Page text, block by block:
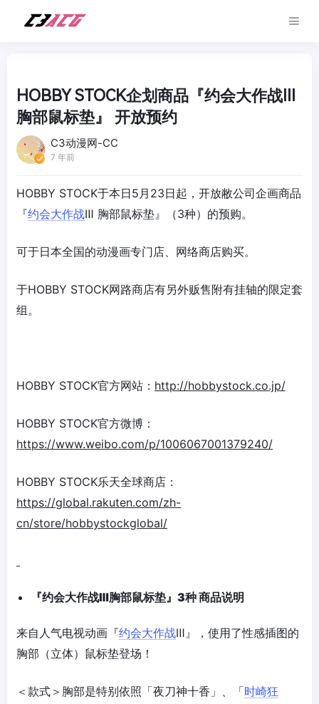
HOBBY STOCK企划商品『约会大作战Ⅲ
胸部鼠标垫』 开放预约
C3动漫网-CC
7 年前
HOBBY STOCK于本日5月23日起，开放敝公司企画商品
『约会大作战Ⅲ 胸部鼠标垫』（3种）的预购。
可于日本全国的动漫画专门店、网络商店购买。
于HOBBY STOCK网路商店有另外贩售附有挂轴的限定套
组。
HOBBY STOCK官方网站： http://hobbystock.co.jp/
HOBBY STOCK官方微博：
https://www.weibo.com/p/1006067001379240/
HOBBY STOCK乐天全球商店：
https://global.rakuten.com/zh-
cn/store/hobbystockglobal/
『约会大作战Ⅲ胸部鼠标垫』 3种商品说明
来自人气电视动画『约会大作战Ⅲ』，使用了性感插图的
胸部（立体）鼠标垫登场！
＜款式＞胸部是特别依照「夜刀神十香」、「时崎狂